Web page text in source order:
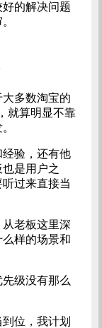
的解决问题
多数淘宝的
就算明显不靠
验，还有他
是用户之
过来直接当
老板这里深
样的场景和
级没有那么
位，我计划